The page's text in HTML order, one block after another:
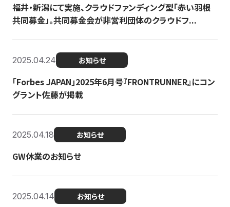
福井・新潟にて実施、クラウドファンディング型「赤い羽根
共同募金」。共同募金会が非営利団体のクラウドフ...
2025.04.24 お知らせ
「Forbes JAPAN」2025年6月号『FRONTRUNNER』にコン
グラント佐藤が掲載
2025.04.18 お知らせ
GW休業のお知らせ
2025.04.14 お知らせ